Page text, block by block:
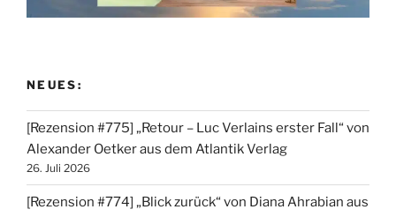
NEUES:
[Rezension #775] „Retour – Luc Verlains erster Fall“ von
Alexander Oetker aus dem Atlantik Verlag
26. Juli 2026
[Rezension #774] „Blick zurück“ von Diana Ahrabian aus